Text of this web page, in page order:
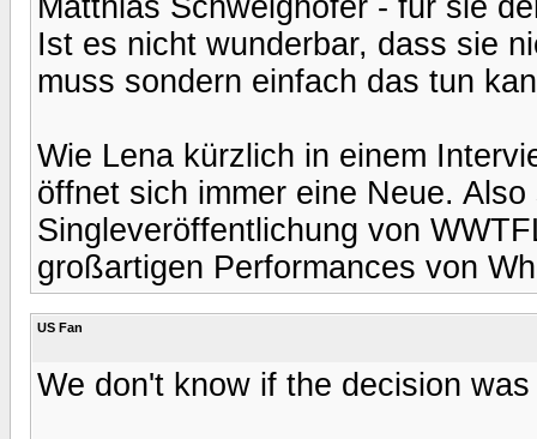
Ist es nicht wunderbar, dass sie
muss sondern einfach das tun
Wie Lena kürzlich in einem
öffnet sich immer eine Neue.
Singleveröffentlichung von
großartigen Performances von
US Fan
We don't know if the decision